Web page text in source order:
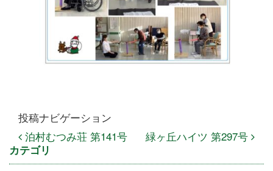
投稿ナビゲーション
泊村むつみ荘 第141号
緑ヶ丘ハイツ 第297号
カテゴリ